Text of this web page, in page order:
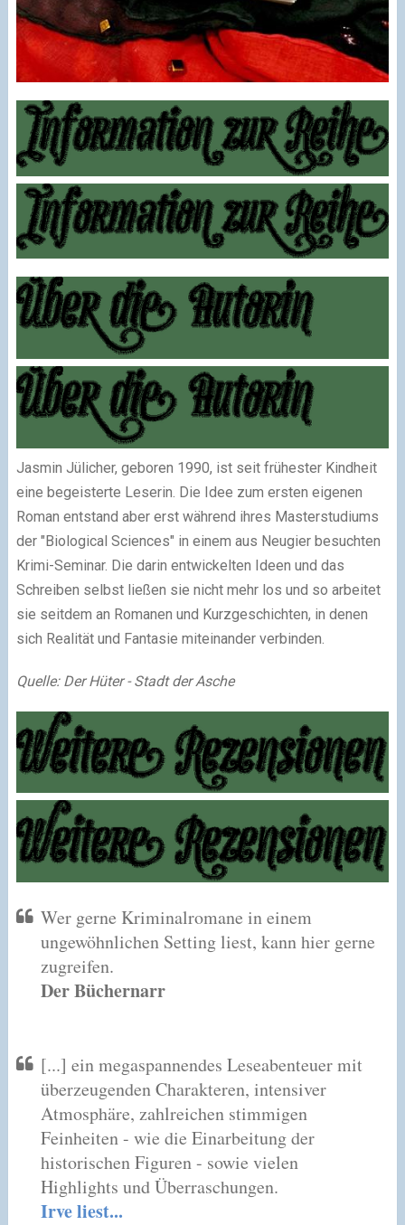
Jasmin Jülicher, geboren 1990, ist seit frühester Kindheit
eine begeisterte Leserin. Die Idee zum ersten eigenen
Roman entstand aber erst während ihres Masterstudiums
der "Biological Sciences" in einem aus Neugier besuchten
Krimi-Seminar. Die darin entwickelten Ideen und das
Schreiben selbst ließen sie nicht mehr los und so arbeitet
sie seitdem an Romanen und Kurzgeschichten, in denen
sich Realität und Fantasie miteinander verbinden.
Quelle: Der Hüter - Stadt der Asche
Wer gerne Kriminalromane in einem
ungewöhnlichen Setting liest, kann hier gerne
zugreifen.
Der Büchernarr
[...] ein megaspannendes Leseabenteuer mit
überzeugenden Charakteren, intensiver
Atmosphäre, zahlreichen stimmigen
Feinheiten - wie die Einarbeitung der
historischen Figuren - sowie vielen
Highlights und Überraschungen.
Irve liest...